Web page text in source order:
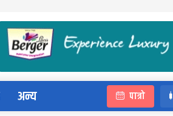
अन्य पात्रो